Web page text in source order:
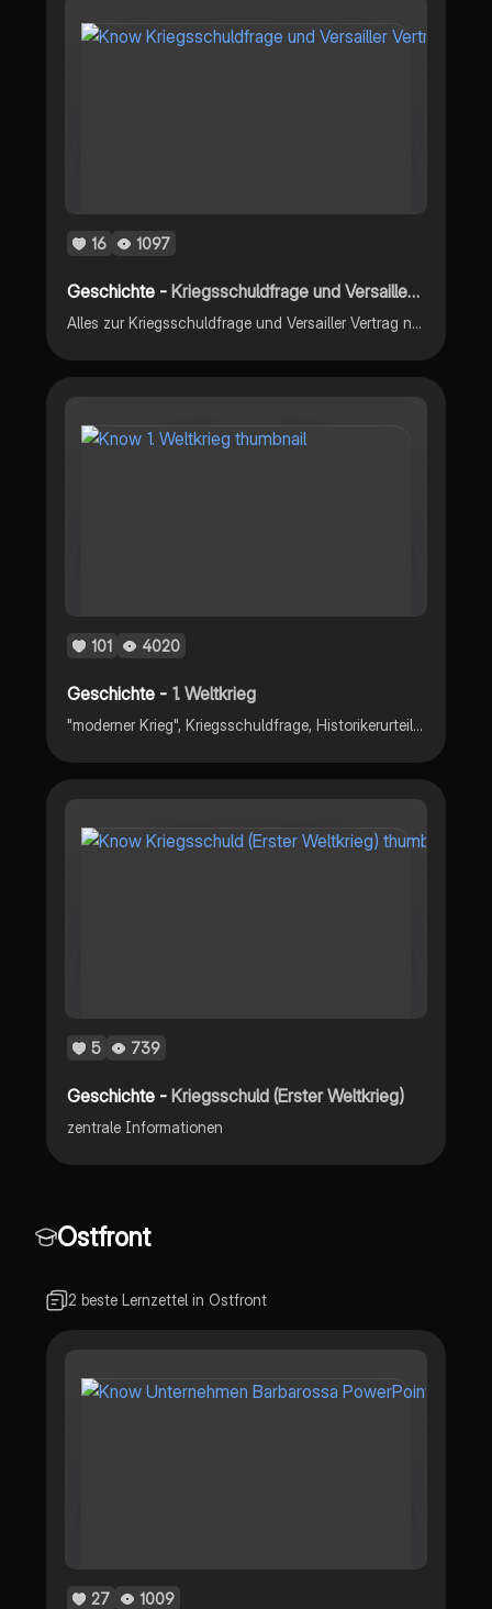
16 1097
Geschichte -Kriegsschuldfrage und Versailler Vertrag
Alles zur Kriegsschuldfrage und Versailler Vertrag nach dem Ersten Weltkrieg: Thesen von Historikern, Inhalt, Folgen und Motive des Vertrags
101 4020
Geschichte - 1. Weltkrieg
"moderner Krieg", Kriegsschuldfrage, Historikerurteil zur Kriegsschuldfrage
5 739
Geschichte -Kriegsschuld (Erster Weltkrieg)
zentrale Informationen
Ostfront
2 beste Lernzettel in Ostfront
27 1009